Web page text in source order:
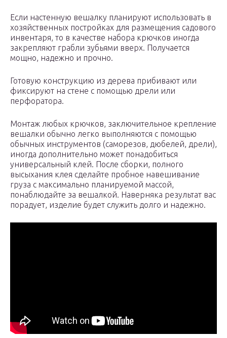
Если настенную вешалку планируют использовать в
хозяйственных постройках для размещения садового
инвентаря, то в качестве набора крючков иногда
закрепляют грабли зубьями вверх. Получается
мощно, надежно и прочно.
Готовую конструкцию из дерева прибивают или
фиксируют на стене с помощью дрели или
перфоратора.
Монтаж любых крючков, заключительное крепление
вешалки обычно легко выполняются с помощью
обычных инструментов (саморезов, дюбелей, дрели),
иногда дополнительно может понадобиться
универсальный клей. После сборки, полного
высыхания клея сделайте пробное навешивание
груза с максимально планируемой массой,
понаблюдайте за вешалкой. Наверняка результат вас
порадует, изделие будет служить долго и надежно.